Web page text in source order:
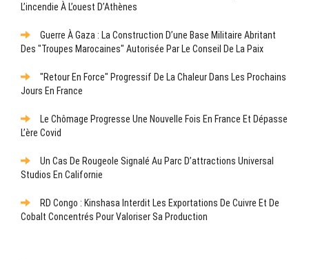
L’incendie À L’ouest D’Athènes
Guerre À Gaza : La Construction D’une Base Militaire Abritant
Des "troupes Marocaines" Autorisée Par Le Conseil De La Paix
"Retour En Force" Progressif De La Chaleur Dans Les Prochains
Jours En France
Le Chômage Progresse Une Nouvelle Fois En France Et Dépasse
L’ère Covid
Un Cas De Rougeole Signalé Au Parc D’attractions Universal
Studios En Californie
RD Congo : Kinshasa Interdit Les Exportations De Cuivre Et De
Cobalt Concentrés Pour Valoriser Sa Production